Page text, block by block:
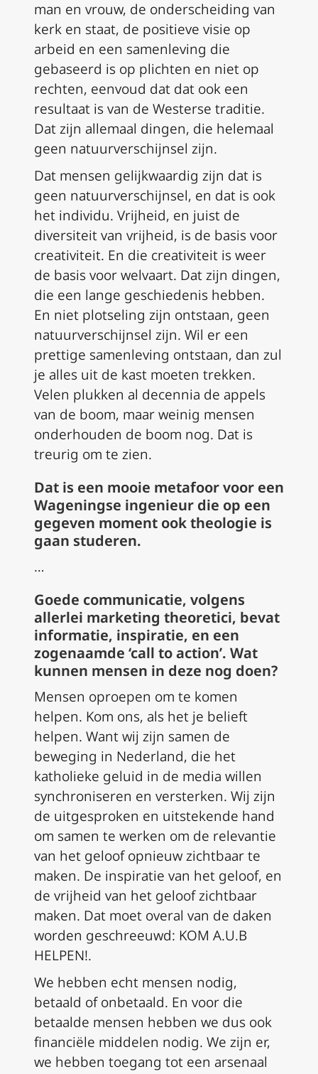
man en vrouw, de onderscheiding van
kerk en staat, de positieve visie op
arbeid en een samenleving die
gebaseerd is op plichten en niet op
rechten, eenvoud dat dat ook een
resultaat is van de Westerse traditie.
Dat zijn allemaal dingen, die helemaal
geen natuurverschijnsel zijn.
Dat mensen gelijkwaardig zijn dat is
geen natuurverschijnsel, en dat is ook
het individu. Vrijheid, en juist de
diversiteit van vrijheid, is de basis voor
creativiteit. En die creativiteit is weer
de basis voor welvaart. Dat zijn dingen,
die een lange geschiedenis hebben.
En niet plotseling zijn ontstaan, geen
natuurverschijnsel zijn. Wil er een
prettige samenleving ontstaan, dan zul
je alles uit de kast moeten trekken.
Velen plukken al decennia de appels
van de boom, maar weinig mensen
onderhouden de boom nog. Dat is
treurig om te zien.
Dat is een mooie metafoor voor een
Wageningse ingenieur die op een
gegeven moment ook theologie is
gaan studeren.
…
Goede communicatie, volgens
allerlei marketing theoretici, bevat
informatie, inspiratie, en een
zogenaamde ‘call to action’. Wat
kunnen mensen in deze nog doen?
Mensen oproepen om te komen
helpen. Kom ons, als het je belieft
helpen. Want wij zijn samen de
beweging in Nederland, die het
katholieke geluid in de media willen
synchroniseren en versterken. Wij zijn
de uitgesproken en uitstekende hand
om samen te werken om de relevantie
van het geloof opnieuw zichtbaar te
maken. De inspiratie van het geloof, en
de vrijheid van het geloof zichtbaar
maken. Dat moet overal van de daken
worden geschreeuwd: KOM A.U.B
HELPEN!.
We hebben echt mensen nodig,
betaald of onbetaald. En voor die
betaalde mensen hebben we dus ook
financiële middelen nodig. We zijn er,
we hebben toegang tot een arsenaal